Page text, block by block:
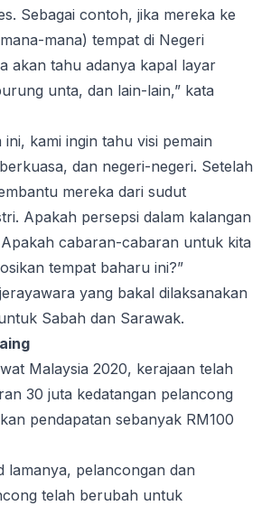
Sebagai contoh, jika mereka ke
mana) tempat di Negeri
akan tahu adanya kapal layar
unta, dan lain-lain,” kata
kami ingin tahu visi pemain
dan negeri-negeri. Setelah
mereka dari sudut
Apakah persepsi dalam kalangan
cabaran-cabaran untuk kita
tempat baharu ini?”
yang bakal dilaksanakan
Sabah dan Sarawak.
Malaysia 2020, kerajaan telah
30 juta kedatangan pelancong
pendapatan sebanyak RM100
lamanya, pelancongan dan
telah berubah untuk